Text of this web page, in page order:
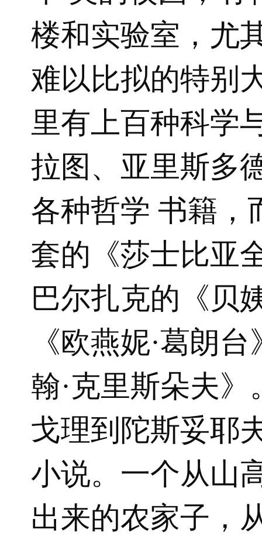
楼和实验室，尤
难以比拟的特别
里有上百种科学
拉图、亚里斯多
各种哲学 书籍，
套的《莎士比亚
巴尔扎克的《贝
《欧燕妮·葛朗
翰·克里斯朵夫
戈理到陀斯妥耶
小说。一个从山
出来的农家子，